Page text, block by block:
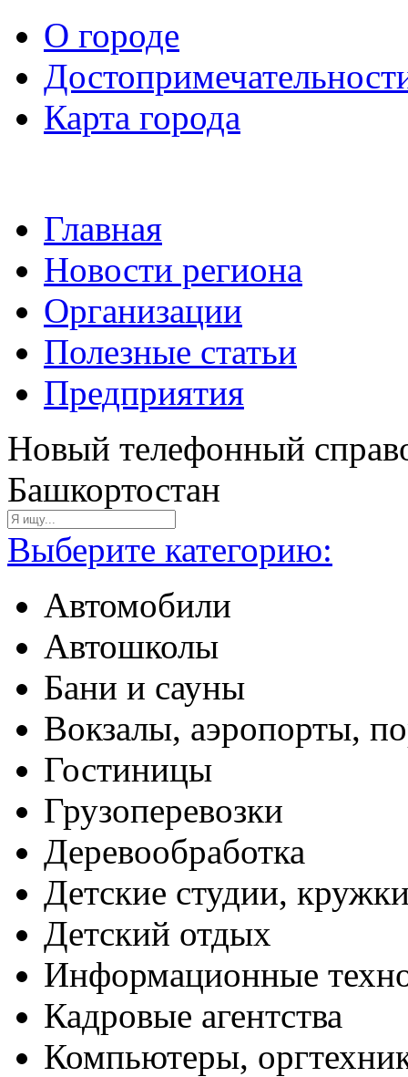
О городе
Карта города
Главная
Новости региона
Организации
Полезные статьи
Предприятия
Новый телефонный
Башкортостан
Выберите категорию:
Автомобили
Автошколы
Бани и сауны
Вокзалы, аэропорты,
Гостиницы
Грузоперевозки
Деревообработка
Детские студии,
Детский отдых
Информационные
Кадровые агентства
Компьютеры,